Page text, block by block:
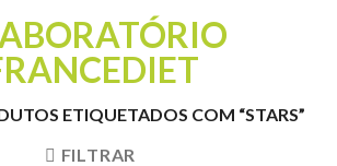
ETIQUETADOS COM “STARS”
FILTRAR